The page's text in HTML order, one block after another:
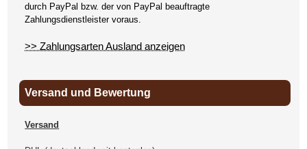
durch PayPal bzw. der von PayPal beauftragte
Zahlungsdienstleister voraus.
>> Zahlungsarten Ausland anzeigen
Versand und Bewertung
Versand